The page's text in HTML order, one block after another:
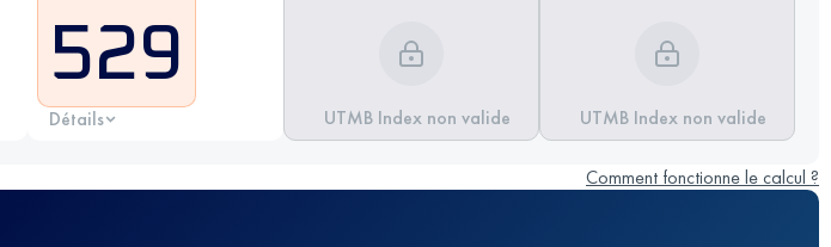
529
Détails UTMB Index non valide UTMB Index non valide
Comment fonctionne le calcul ?